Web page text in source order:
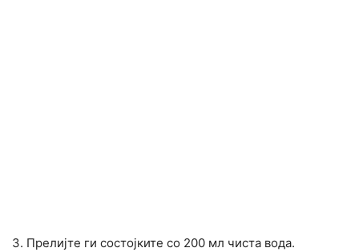
3. Прелијте ги состојките со 200 мл чиста вода.